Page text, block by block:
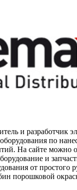
и разработчик
оборудования по
На сайте можно
и
от простого
порошковой